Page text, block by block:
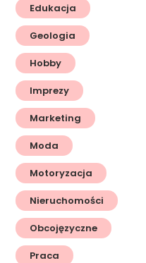
Edukacja
Geologia
Hobby
Imprezy
Marketing
Moda
Motoryzacja
Nieruchomości
Obcojęzyczne
Praca